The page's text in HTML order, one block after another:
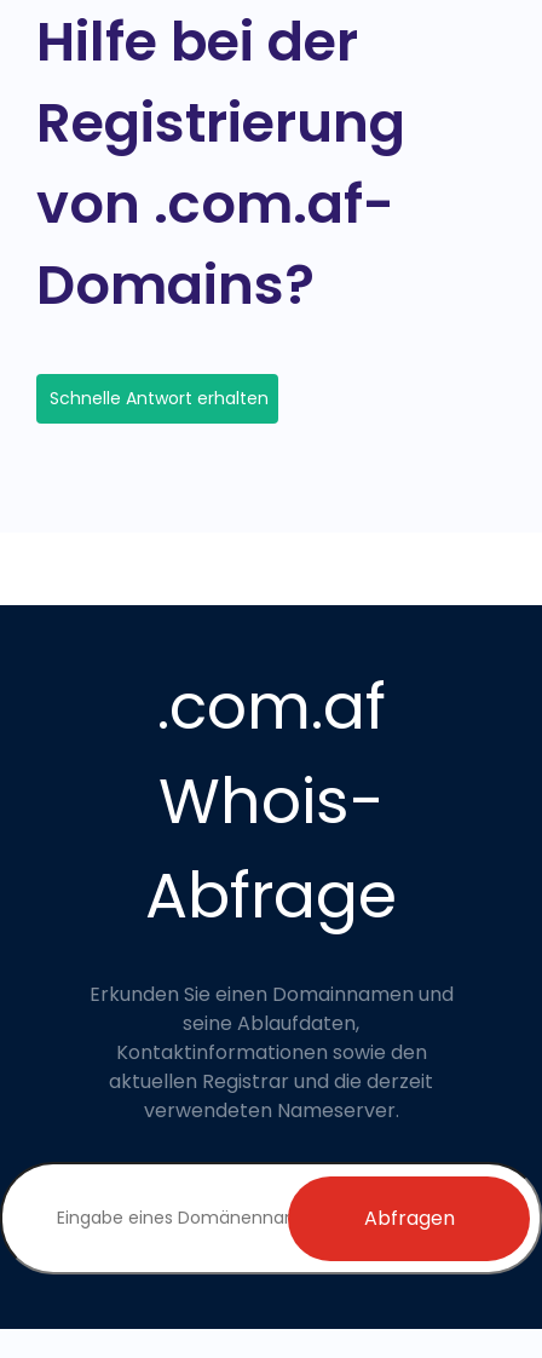
Hilfe bei der
Registrierung
von .com.af-
Domains?
Schnelle Antwort erhalten
.com.af
Whois-
Abfrage
Erkunden Sie einen Domainnamen und
seine Ablaufdaten,
Kontaktinformationen sowie den
aktuellen Registrar und die derzeit
verwendeten Nameserver.
Abfragen